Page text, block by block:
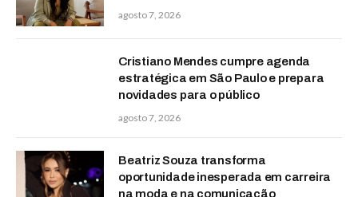
agosto 7, 2026
Cristiano Mendes cumpre agenda
estratégica em São Paulo e prepara
novidades para o público
agosto 7, 2026
Beatriz Souza transforma
oportunidade inesperada em carreira
na moda e na comunicação